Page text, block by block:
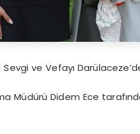
ve Vefayı
Müdürü Didem Ece